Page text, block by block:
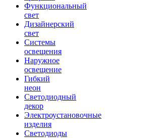
Функциональный
свет
Дизайнерский
свет
Системы
освещения
Наружное
освещение
Гибкий
неон
Светодиодный
декор
Электроустановочные
изделия
Светодиоды